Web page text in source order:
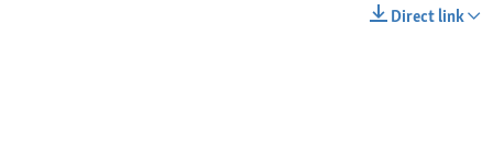
Direct link